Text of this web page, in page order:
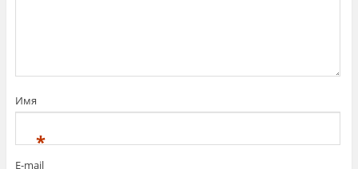
Имя
*
E-mail